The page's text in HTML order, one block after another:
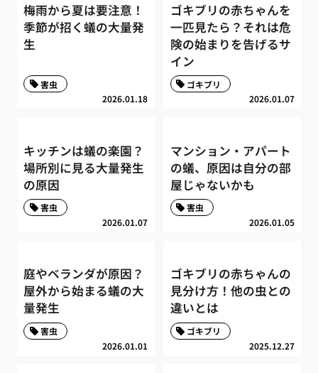
梅雨から夏は要注意！
季節が招く蟻の大量発
生
2026.01.18
害虫
ゴキブリの赤ちゃんを
一匹見たら？それは危
険の始まりを告げるサ
イン
2026.01.07
ゴキブリ
キッチンは蟻の楽園？
場所別に見る大量発生
の原因
2026.01.07
害虫
マンション・アパート
の蟻、原因は自分の部
屋じゃないかも
2026.01.05
害虫
庭やベランダが原因？
屋外から始まる蟻の大
量発生
2026.01.01
害虫
ゴキブリの赤ちゃんの
見分け方！他の虫との
違いとは
2025.12.27
ゴキブリ